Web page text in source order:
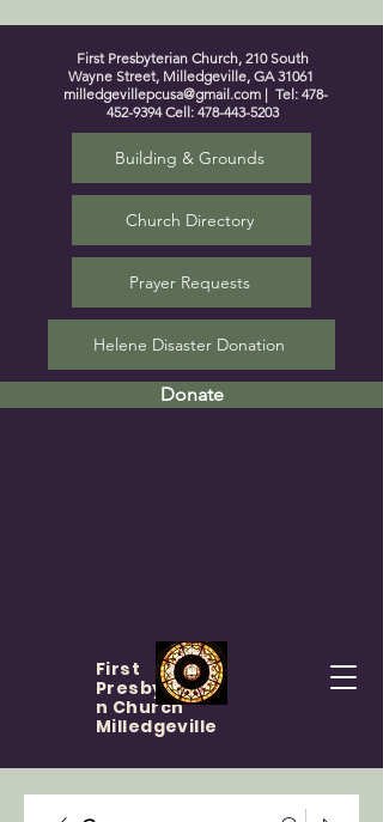
First Presbyterian Church, 210 South
Wayne Street, Milledgeville, GA 31061
milledgevillepcusa@gmail.com | Tel: 478-
452-9394Cell: 478-443-5203
Building & Grounds
Church Directory
Prayer Requests
Helene Disaster Donation
Donate
First
Presbyteria
n Church
Milledgeville